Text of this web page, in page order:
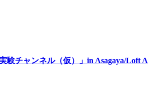
験チャンネル（仮）」in Asagaya/Loft A